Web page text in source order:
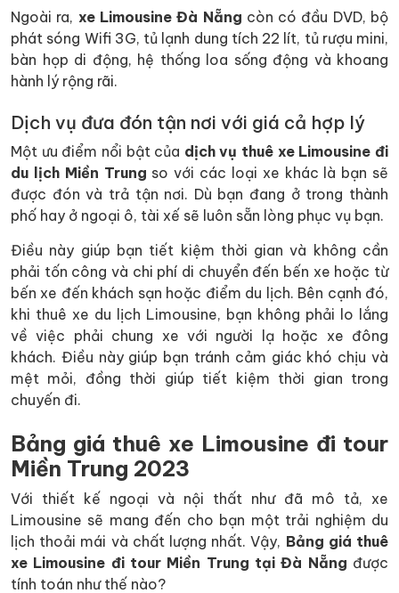
Ngoài ra, xe Limousine Đà Nẵng còn có đầu DVD, bộ
phát sóng Wifi 3G, tủ lạnh dung tích 22 lít, tủ rượu mini,
bàn họp di động, hệ thống loa sống động và khoang
hành lý rộng rãi.
Dịch vụ đưa đón tận nơi với giá cả hợp lý
Một ưu điểm nổi bật của dịch vụ thuê xe Limousine đi
du lịch Miền Trung so với các loại xe khác là bạn sẽ
được đón và trả tận nơi. Dù bạn đang ở trong thành
phố hay ở ngoại ô, tài xế sẽ luôn sẵn lòng phục vụ bạn.
Điều này giúp bạn tiết kiệm thời gian và không cần
phải tốn công và chi phí di chuyển đến bến xe hoặc từ
bến xe đến khách sạn hoặc điểm du lịch. Bên cạnh đó,
khi thuê xe du lịch Limousine, bạn không phải lo lắng
về việc phải chung xe với người lạ hoặc xe đông
khách. Điều này giúp bạn tránh cảm giác khó chịu và
mệt mỏi, đồng thời giúp tiết kiệm thời gian trong
chuyến đi.
Bảng giá thuê xe Limousine đi tour
Miền Trung 2023
Với thiết kế ngoại và nội thất như đã mô tả, xe
Limousine sẽ mang đến cho bạn một trải nghiệm du
lịch thoải mái và chất lượng nhất. Vậy, Bảng giá thuê
xe Limousine đi tour Miền Trung tại Đà Nẵng được
tính toán như thế nào?